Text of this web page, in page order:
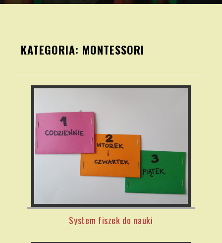
contentKATEGORIA: MONTESSORI
System fiszek do nauki